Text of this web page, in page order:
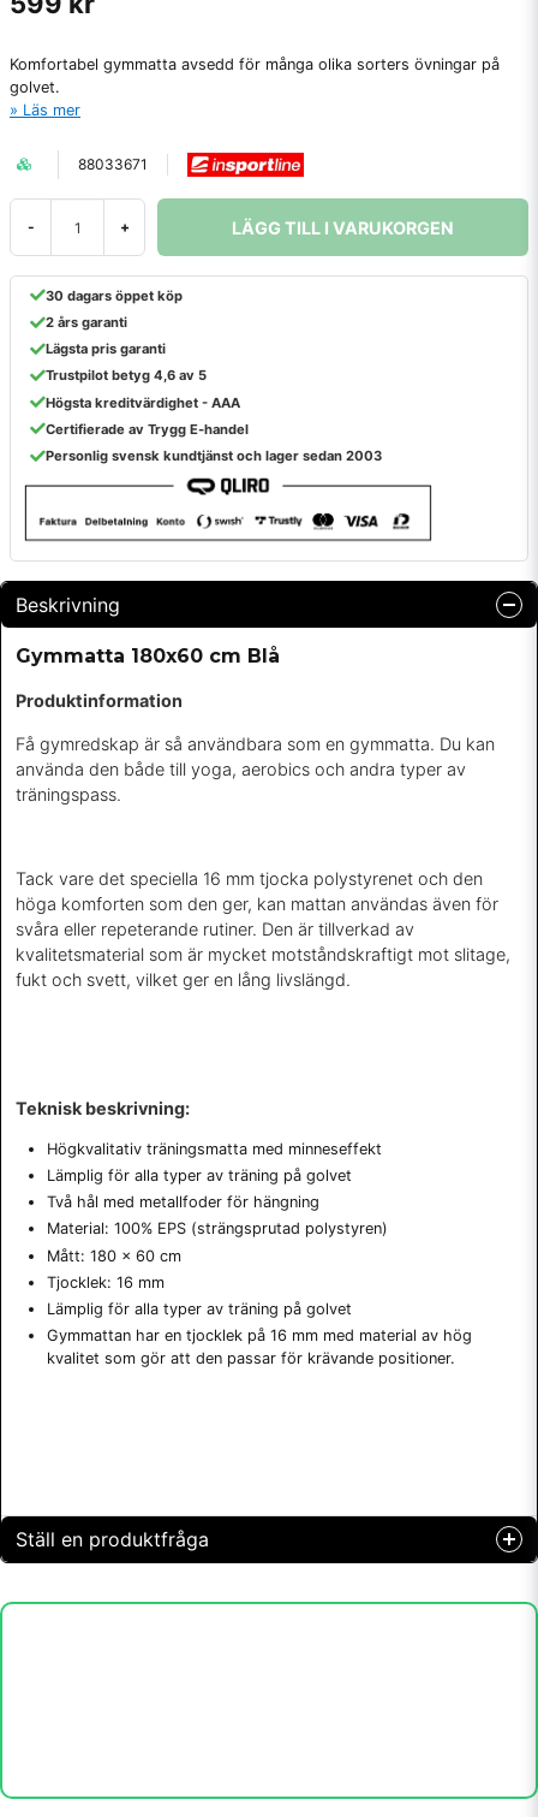
Komfortabel gymmatta avsedd för många olika sorters övningar på
golvet.
Läs mer
88033671
- + LÄGG TILL I VARUKORGEN
30 dagars öppet köp
2 års garanti
Lägsta pris garanti
Trustpilot betyg 4,6 av 5
Högsta kreditvärdighet - AAA
Certifierade av Trygg E-handel
Personlig svensk kundtjänst och lager sedan 2003
Beskrivning
Gymmatta 180x60 cm Blå
Produktinformation
Få gymredskap är så användbara som en gymmatta. Du kan
använda den både till yoga, aerobics och andra typer av
träningspass.
Tack vare det speciella 16 mm tjocka polystyrenet och den
höga komforten som den ger, kan mattan användas även för
svåra eller repeterande rutiner. Den är tillverkad av
kvalitetsmaterial som är mycket motståndskraftigt mot slitage,
fukt och svett, vilket ger en lång livslängd.
Teknisk beskrivning:
Högkvalitativ träningsmatta med minneseffekt
Lämplig för alla typer av träning på golvet
Två hål med metallfoder för hängning
Material: 100% EPS (strängsprutad polystyren)
Mått: 180 x 60 cm
Tjocklek: 16 mm
Lämplig för alla typer av träning på golvet
Gymmattan har en tjocklek på 16 mm med material av hög
kvalitet som gör att den passar för krävande positioner.
Ställ en produktfråga
Fråga oss något om denna produkten...